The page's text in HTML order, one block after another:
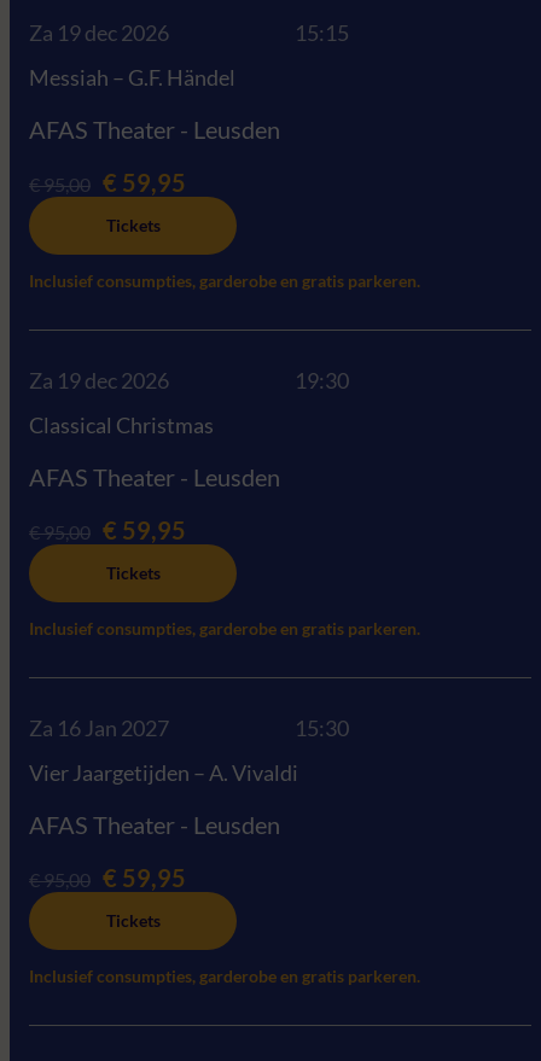
Za 19 dec 2026
15:15
Messiah – G.F. Händel
AFAS Theater - Leusden
€ 95,00 € 59,95
Tickets
Inclusief consumpties, garderobe en gratis parkeren.
Za 19 dec 2026
19:30
Classical Christmas
AFAS Theater - Leusden
€ 95,00 € 59,95
Tickets
Inclusief consumpties, garderobe en gratis parkeren.
Za 16 Jan 2027
15:30
Vier Jaargetijden – A. Vivaldi
AFAS Theater - Leusden
€ 95,00 € 59,95
Tickets
Inclusief consumpties, garderobe en gratis parkeren.